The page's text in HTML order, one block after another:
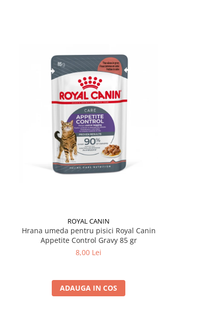
ROYAL CANIN
Hrana umeda pentru pisici Royal Canin
Appetite Control Gravy 85 gr
8,00 Lei
ADAUGA IN COS